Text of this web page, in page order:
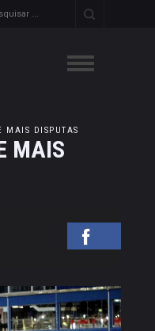
MAIS DISPUTAS
MAIS